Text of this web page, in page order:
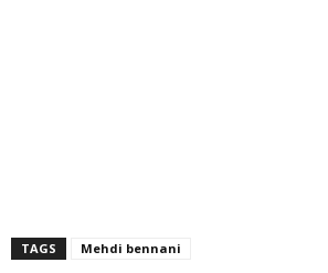
TAGS Mehdi bennani